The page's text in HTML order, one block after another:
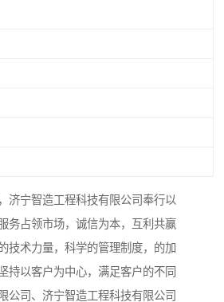
济宁智造工程科技有限公司奉行以
务占领市场，诚信为本，互利共赢
技术力量，科学的管理制度，的加
持以客户为中心，满足客户的不同
公司、济宁智造工程科技有限公司